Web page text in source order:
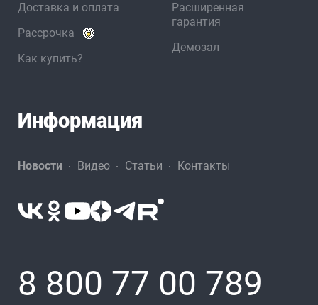
Доставка и оплата
Рассрочка
Как купить?
Расширенная
гарантия
Демозал
Информация
Новости Видео Статьи Контакты
8 800 77 00 789